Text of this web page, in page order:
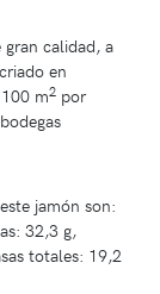
calidad, a
en
m2 por
jamón son:
32,3 g,
totales: 19,2